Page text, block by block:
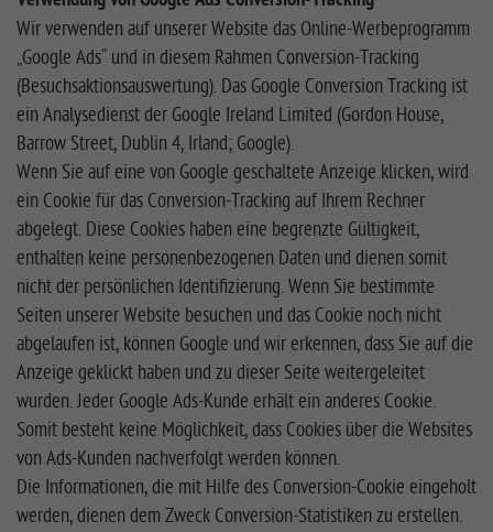
Wir verwenden auf unserer Website das Online-Werbeprogramm
„Google Ads“ und in diesem Rahmen Conversion-Tracking
(Besuchsaktionsauswertung). Das Google Conversion Tracking ist
ein Analysedienst der Google Ireland Limited (Gordon House,
Barrow Street, Dublin 4, Irland; Google).
Wenn Sie auf eine von Google geschaltete Anzeige klicken, wird
ein Cookie für das Conversion-Tracking auf Ihrem Rechner
abgelegt. Diese Cookies haben eine begrenzte Gültigkeit,
enthalten keine personenbezogenen Daten und dienen somit
nicht der persönlichen Identifizierung. Wenn Sie bestimmte
Seiten unserer Website besuchen und das Cookie noch nicht
abgelaufen ist, können Google und wir erkennen, dass Sie auf die
Anzeige geklickt haben und zu dieser Seite weitergeleitet
wurden. Jeder Google Ads-Kunde erhält ein anderes Cookie.
Somit besteht keine Möglichkeit, dass Cookies über die Websites
von Ads-Kunden nachverfolgt werden können.
Die Informationen, die mit Hilfe des Conversion-Cookie eingeholt
werden, dienen dem Zweck Conversion-Statistiken zu erstellen.